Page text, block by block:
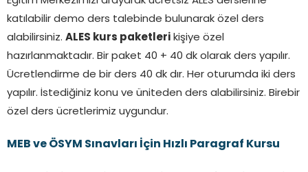
katılabilir demo ders talebinde bulunarak özel ders
alabilirsiniz. ALES kurs paketleri kişiye özel
hazırlanmaktadır. Bir paket 40 + 40 dk olarak ders yapılır.
Ücretlendirme de bir ders 40 dk dır. Her oturumda iki ders
yapılır. İstediğiniz konu ve üniteden ders alabilirsiniz. Birebir
özel ders ücretlerimiz uygundur.
MEB ve ÖSYM Sınavları İçin Hızlı Paragraf Kursu